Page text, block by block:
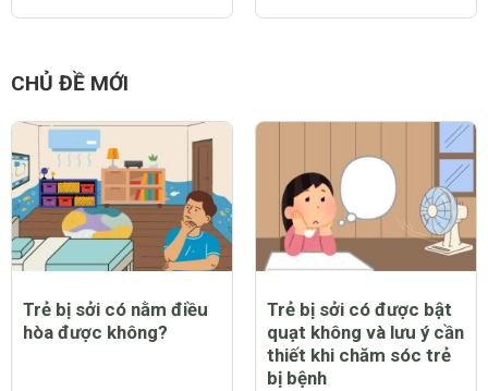
CHỦ ĐỀ MỚI
Trẻ bị sởi có nằm điều
hòa được không?
Trẻ bị sởi có được bật
quạt không và lưu ý cần
thiết khi chăm sóc trẻ
bị bệnh